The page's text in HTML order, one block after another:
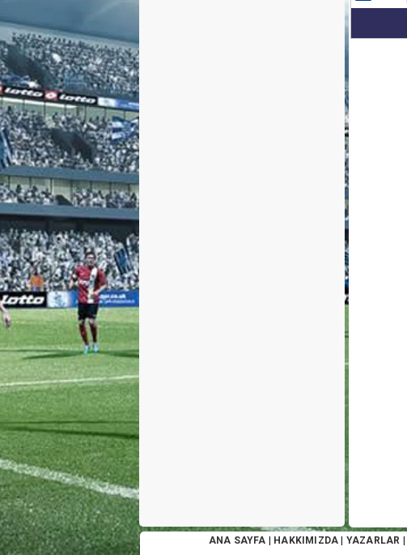
ANA SAYFA HAKKIMIZDA YAZARLAR